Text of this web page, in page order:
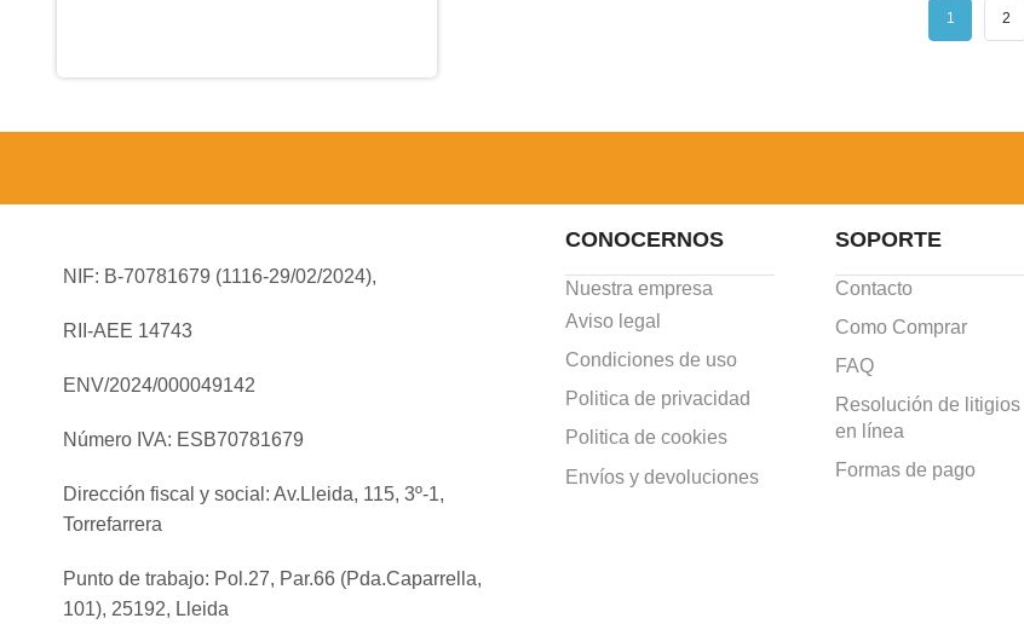
1 2
NIF: B-70781679 (1116-29/02/2024),
RII-AEE 14743
ENV/2024/000049142
Número IVA: ESB70781679
Dirección fiscal y social: Av.Lleida, 115, 3º-1,
Torrefarrera
Punto de trabajo: Pol.27, Par.66 (Pda.Caparrella,
101), 25192, Lleida
CONOCERNOS
Nuestra empresa
Aviso legal
Condiciones de uso
Politica de privacidad
Politica de cookies
Envíos y devoluciones
SOPORTE
Contacto
Como Comprar
FAQ
Resolución de litigios
en línea
Formas de pago